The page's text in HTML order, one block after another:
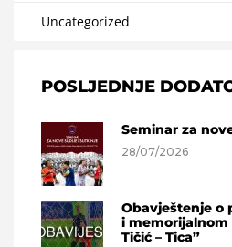
Uncategorized
POSLJEDNJE
Seminar za
28/07/2026
Obavještenje o
i
Tičić – Tica”